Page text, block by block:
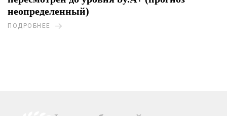
неопределенный)
ПОДРОБНЕЕ